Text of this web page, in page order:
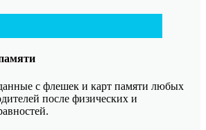
с флешек и карт памяти любых
после физических и